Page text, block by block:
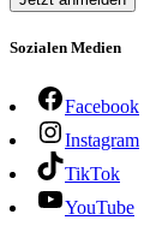
Sozialen Medien
Facebook
Instagram
TikTok
YouTube